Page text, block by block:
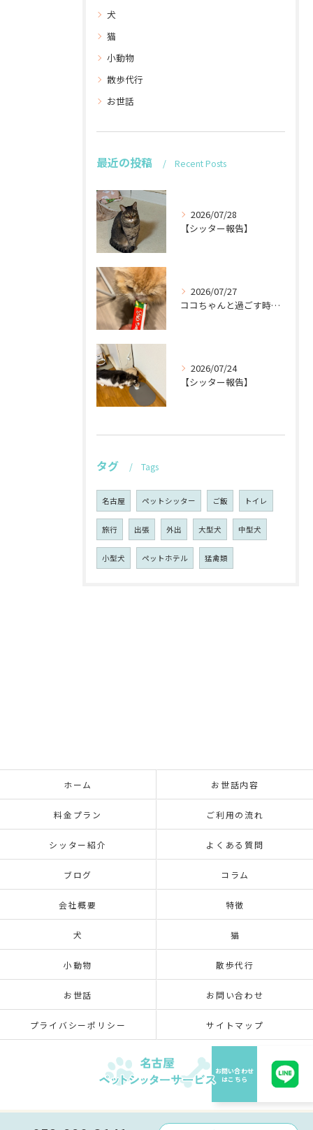
犬
猫
小動物
散歩代行
お世話
最近の投稿 Recent Posts
2026/07/28
【シッター報告】
2026/07/27
ココちゃんと過ごす時間が待ち遠しい！🐾
2026/07/24
【シッター報告】
タグ Tags
名古屋 ペットシッター ご飯 トイレ
旅行 出張 外出 大型犬 中型犬
小型犬 ペットホテル 猛禽類
ホーム お世話内容
料金プラン ご利用の流れ
シッター紹介 よくある質問
ブログ コラム
会社概要 特徴
犬 猫
小動物 散歩代行
お世話 お問い合わせ
プライバシーポリシー サイトマップ
© 2026 愛知県名古屋のペットシッターなら名古屋ペットシッターサービス ALL RIGHTS